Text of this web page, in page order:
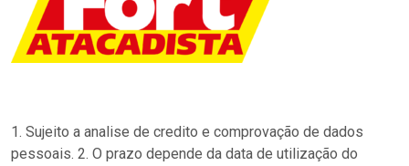
1. Sujeito a analise de credito e comprovação de dados
pessoais. 2. O prazo depende da data de utilização do